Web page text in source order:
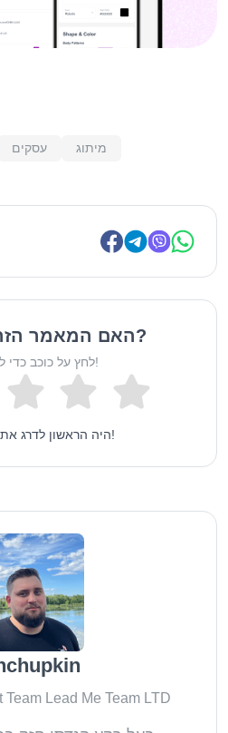
עסקים מיתוג
האם המאמר הזה היה מועיל?
לחץ על כוכב כדי לדרג אותו!
היה הראשון לדרג את הפוסט הזה!
Lead Me Team LTD